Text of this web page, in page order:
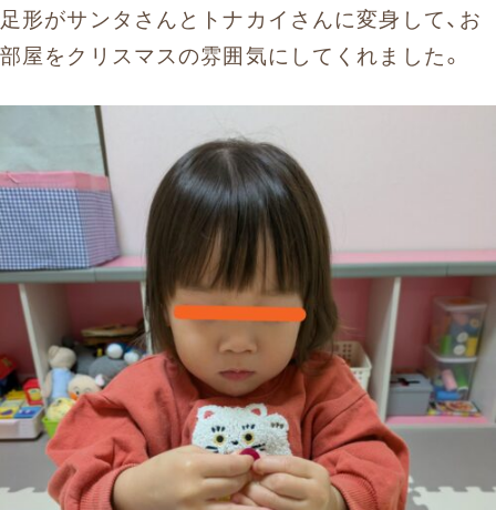
足形がサンタさんとトナカイさんに変身して、お
部屋をクリスマスの雰囲気にしてくれました。